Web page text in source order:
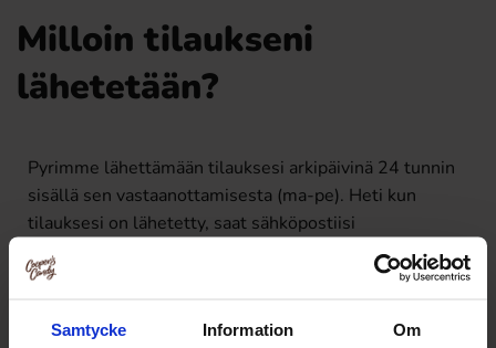
Samtycke Information Om
Milloin tilaukseni
lähetetään?
Pyrimme lähettämään tilauksesi arkipäivinä 24 tunnin
sisällä sen vastaanottamisesta (ma-pe). Heti kun
tilauksesi on lähetetty, saat sähköpostiisi
automaattisen toimitusvahvistuksen, joka sisältää
yleensä seurantalinkin ja pakettinumeron.